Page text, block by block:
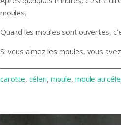
moules.
Quand les moules sont ouvertes,
Si vous aimez les moules, vous
carotte, céleri, moule, moule au